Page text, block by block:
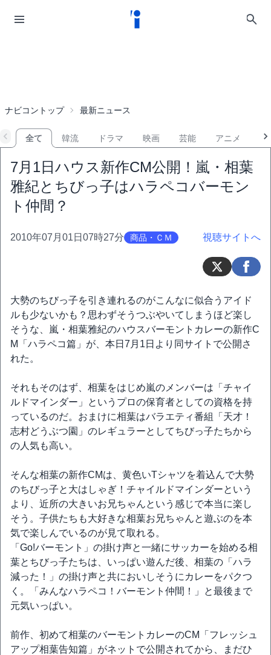
ナビコントップ 最新ニュース
全て 韓流 ドラマ 映画 芸能 アニメ
7月1日ハウス新作CM公開！嵐・相葉
雅紀とちびっ子はハラペコバーモン
ト仲間？
2010年07月01日07時27分 商品・ＣＭ 視聴サイトへ
大勢のちびっ子を引き連れるのがこんなに似合うアイド
ルも少ないかも？思わずそうつぶやいてしまうほど楽し
そうな、嵐・相葉雅紀のハウスバーモントカレーの新作C
M「ハラペコ篇」が、本日7月1日より同サイトで公開さ
れた。
それもそのはず、相葉をはじめ嵐のメンバーは「チャイ
ルドマインダー」というプロの保育者としての資格を持
っているのだ。おまけに相葉はバラエティ番組「天才！
志村どうぶつ園」のレギュラーとしてちびっ子たちから
の人気も高い。
そんな相葉の新作CMは、黄色いTシャツを着込んで大勢
のちびっ子と大はしゃぎ！チャイルドマインダーという
より、近所の大きいお兄ちゃんという感じで本当に楽し
そう。子供たちも大好きな相葉お兄ちゃんと遊ぶのを本
気で楽しんでいるのが見て取れる。
「Go!バーモント」の掛け声と一緒にサッカーを始める相
葉とちびっ子たちは、いっぱい遊んだ後、相葉の「ハラ
減った！」の掛け声と共においしそうにカレーをパクつ
く。「みんなハラペコ！バーモント仲間！」と最後まで
元気いっぱい。
前作、初めて相葉のバーモントカレーのCM「フレッシュ
アップ相葉告知篇」がネットで公開されてから、まだひ